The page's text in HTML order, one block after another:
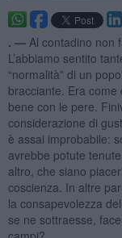
. — Al contadino non
L’abbiamo sentito
“normalità” di un
bracciante. Era come
bene con le pere.
considerazione di
è assai improbabile:
avrebbe potute
altro, che siano
coscienza. In altre
la consapevolezza
se ne sottraesse,